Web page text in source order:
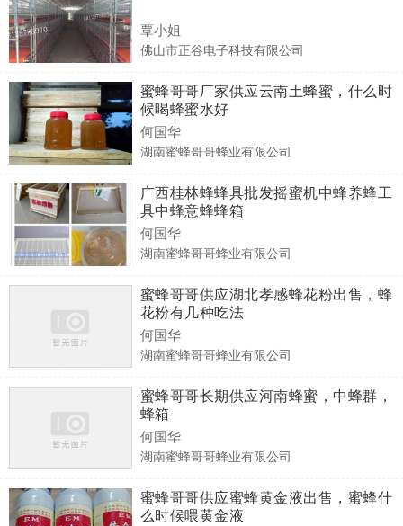
覃小姐
佛山市正谷电子科技有限公司
蜜蜂哥哥厂家供应云南土蜂蜜，什么时
候喝蜂蜜水好
何国华
湖南蜜蜂哥哥蜂业有限公司
广西桂林蜂蜂具批发摇蜜机中蜂养蜂工
具中蜂意蜂蜂箱
何国华
湖南蜜蜂哥哥蜂业有限公司
蜜蜂哥哥供应湖北孝感蜂花粉出售，蜂
花粉有几种吃法
何国华
湖南蜜蜂哥哥蜂业有限公司
蜜蜂哥哥长期供应河南蜂蜜，中蜂群，
蜂箱
何国华
湖南蜜蜂哥哥蜂业有限公司
蜜蜂哥哥供应蜜蜂黄金液出售，蜜蜂什
么时候喂黄金液